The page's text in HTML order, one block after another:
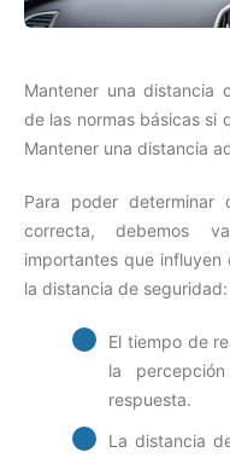
Mantener una distancia
de las normas básicas si
Mantener una distancia
Para poder
correcta, debemos
importantes que
la distancia de seguridad:
El tiempo de
la
respuesta.
La distancia